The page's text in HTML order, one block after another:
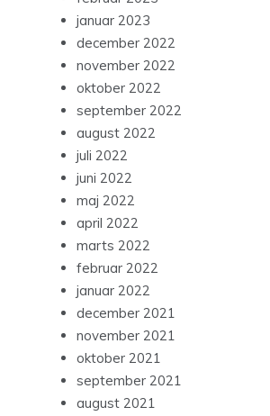
januar 2023
december 2022
november 2022
oktober 2022
september 2022
august 2022
juli 2022
juni 2022
maj 2022
april 2022
marts 2022
februar 2022
januar 2022
december 2021
november 2021
oktober 2021
september 2021
august 2021